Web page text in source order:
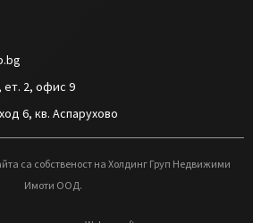
ет. 2, офис 9
6, кв. Аспарухово
са собственост на Холдинг Груп Недвижими
Имоти ООД.